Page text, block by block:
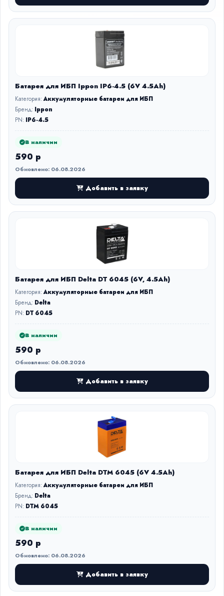
Батарея для ИБП Ippon IP6-4.5 (6V 4.5Ah)
Категория:Аккумуляторные батареи для ИБП
Бренд: Ippon
PN: IP6-4.5
В наличии
590 р
Обновлено: 06.08.2026
Добавить в заявку
Батарея для ИБП Delta DT 6045 (6V, 4.5Ah)
Категория:Аккумуляторные батареи для ИБП
Бренд: Delta
PN: DT 6045
В наличии
590 р
Обновлено: 06.08.2026
Добавить в заявку
Батарея для ИБП Delta DTM 6045 (6V 4.5Ah)
Категория:Аккумуляторные батареи для ИБП
Бренд: Delta
PN: DTM 6045
В наличии
590 р
Обновлено: 06.08.2026
Добавить в заявку